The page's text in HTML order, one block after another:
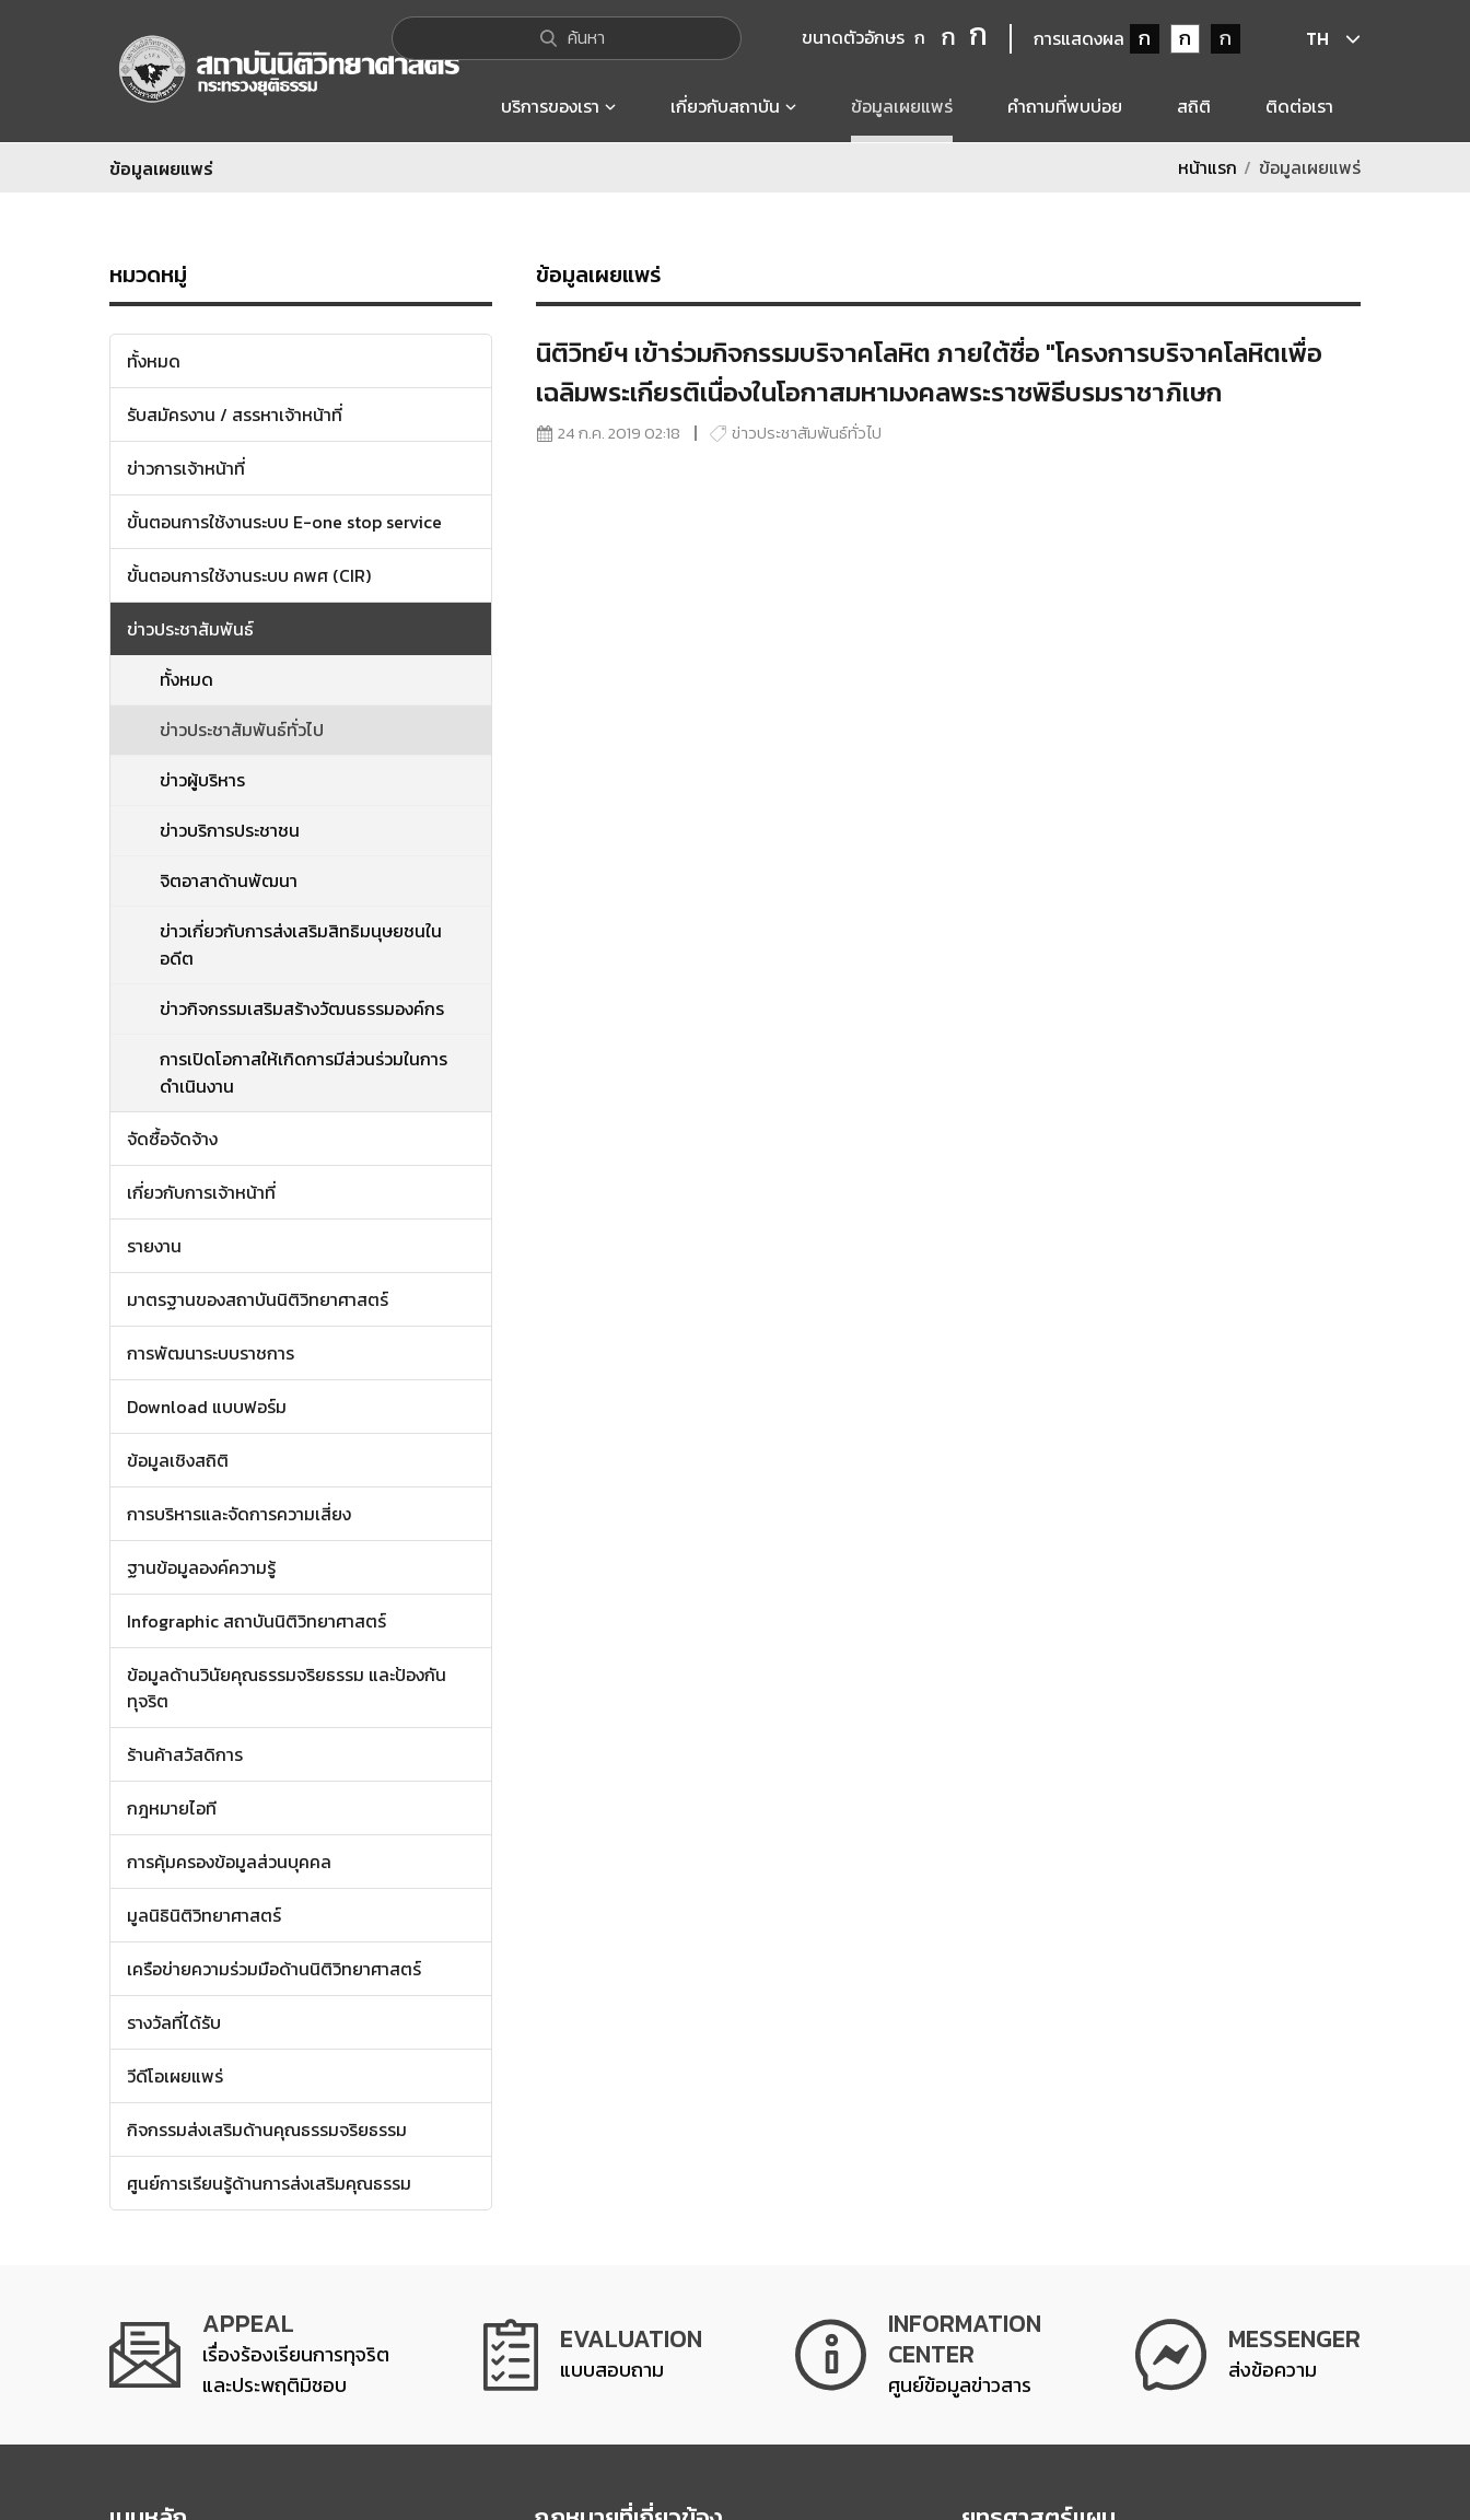
ค้นหา ขนาดตัวอักษร ก ก ก การแสดงผล ก ก ก TH
บริการของเรา เกี่ยวกับสถาบัน ข้อมูลเผยแพร่ คำถามที่พบบ่อย สถิติ ติดต่อเรา
ข้อมูลเผยแพร่ หน้าแรก ข้อมูลเผยแพร่
หมวดหมู่
ทั้งหมด
รับสมัครงาน / สรรหาเจ้าหน้าที่
ข่าวการเจ้าหน้าที่
ขั้นตอนการใช้งานระบบ E-one stop service
ขั้นตอนการใช้งานระบบ คพศ (CIR)
ข่าวประชาสัมพันธ์
ทั้งหมด
ข่าวประชาสัมพันธ์ทั่วไป
ข่าวผู้บริหาร
ข่าวบริการประชาชน
จิตอาสาด้านพัฒนา
ข่าวเกี่ยวกับการส่งเสริมสิทธิมนุษยชนใน
อดีต
ข่าวกิจกรรมเสริมสร้างวัฒนธรรมองค์กร
การเปิดโอกาสให้เกิดการมีส่วนร่วมในการ
ดำเนินงาน
จัดซื้อจัดจ้าง
เกี่ยวกับการเจ้าหน้าที่
รายงาน
มาตรฐานของสถาบันนิติวิทยาศาสตร์
การพัฒนาระบบราชการ
Download แบบฟอร์ม
ข้อมูลเชิงสถิติ
การบริหารและจัดการความเสี่ยง
ฐานข้อมูลองค์ความรู้
Infographic สถาบันนิติวิทยาศาสตร์
ข้อมูลด้านวินัยคุณธรรมจริยธรรม และป้องกัน
ทุจริต
ร้านค้าสวัสดิการ
กฎหมายไอที
การคุ้มครองข้อมูลส่วนบุคคล
มูลนิธินิติวิทยาศาสตร์
เครือข่ายความร่วมมือด้านนิติวิทยาศาสตร์
รางวัลที่ได้รับ
วีดีโอเผยแพร่
กิจกรรมส่งเสริมด้านคุณธรรมจริยธรรม
ศูนย์การเรียนรู้ด้านการส่งเสริมคุณธรรม
ข้อมูลเผยแพร่
นิติวิทย์ฯ เข้าร่วมกิจกรรมบริจาคโลหิต ภายใต้ชื่อ "โครงการบริจาคโลหิตเพื่อ
เฉลิมพระเกียรติเนื่องในโอกาสมหามงคลพระราชพิธีบรมราชาภิเษก
24 ก.ค. 2019 02:18 ข่าวประชาสัมพันธ์ทั่วไป
APPEAL
เรื่องร้องเรียนการทุจริต
และประพฤติมิชอบ
EVALUATION
แบบสอบถาม
INFORMATION
CENTER
ศูนย์ข้อมูลข่าวสาร
MESSENGER
ส่งข้อความ